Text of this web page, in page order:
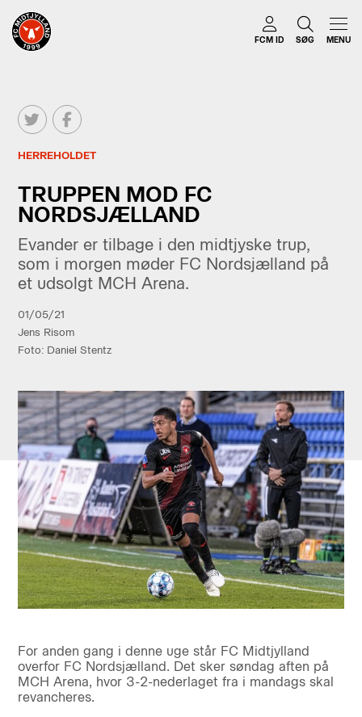
FCM ID SØG MENU
HERREHOLDET
TRUPPEN MOD FC
NORDSJÆLLAND
Evander er tilbage i den midtjyske trup,
som i morgen møder FC Nordsjælland på
et udsolgt MCH Arena.
01/05/21
Jens Risom
Foto: Daniel Stentz
For anden gang i denne uge står FC Midtjylland
overfor FC Nordsjælland. Det sker søndag aften på
MCH Arena, hvor 3-2-nederlaget fra i mandags skal
revancheres.